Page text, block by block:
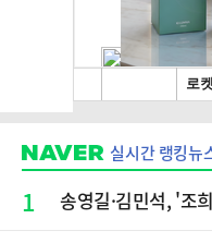
실시간 랭킹뉴
1 송영길·김민석, '